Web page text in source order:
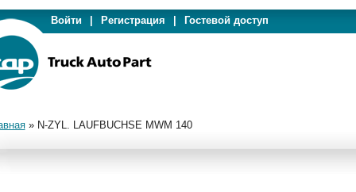
Войти Регистрация Гостевой доступ
» N-ZYL. LAUFBUCHSE MWM 140